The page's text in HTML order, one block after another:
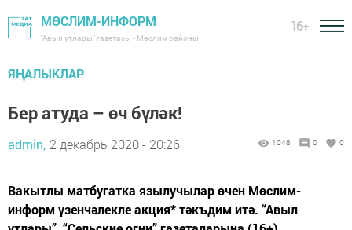
МӨСЛИМ-ИНФОРМ
"Авыл утлары" газетасы - Мөслим районы
16+
ЯҢАЛЫКЛАР
Бер атуда – өч бүләк!
admin, 2 декабрь 2020 - 20:26 1048 0 0
Вакытлы матбугатка язылучылар өчен Мөслим-
информ үзенчәлекле акция* тәкъдим итә. “Авыл